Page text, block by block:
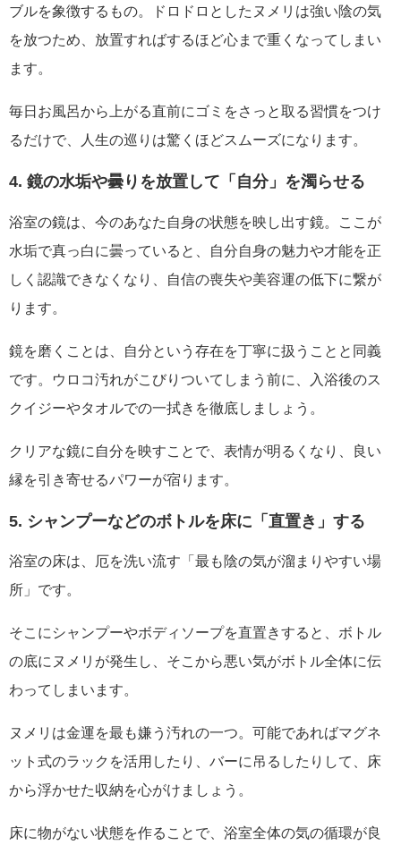
ブルを象徴するもの。ドロドロとしたヌメリは強い陰の気
を放つため、放置すればするほど心まで重くなってしまい
ます。
毎日お風呂から上がる直前にゴミをさっと取る習慣をつけ
るだけで、人生の巡りは驚くほどスムーズになります。
4. 鏡の水垢や曇りを放置して「自分」を濁らせる
浴室の鏡は、今のあなた自身の状態を映し出す鏡。ここが
水垢で真っ白に曇っていると、自分自身の魅力や才能を正
しく認識できなくなり、自信の喪失や美容運の低下に繋が
ります。
鏡を磨くことは、自分という存在を丁寧に扱うことと同義
です。ウロコ汚れがこびりついてしまう前に、入浴後のス
クイジーやタオルでの一拭きを徹底しましょう。
クリアな鏡に自分を映すことで、表情が明るくなり、良い
縁を引き寄せるパワーが宿ります。
5. シャンプーなどのボトルを床に「直置き」する
浴室の床は、厄を洗い流す「最も陰の気が溜まりやすい場
所」です。
そこにシャンプーやボディソープを直置きすると、ボトル
の底にヌメリが発生し、そこから悪い気がボトル全体に伝
わってしまいます。
ヌメリは金運を最も嫌う汚れの一つ。可能であればマグネ
ット式のラックを活用したり、バーに吊るしたりして、床
から浮かせた収納を心がけましょう。
床に物がない状態を作ることで、浴室全体の気の循環が良